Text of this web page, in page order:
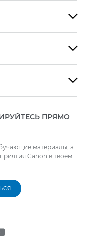



ПРЯМО
материалы, а
Canon в твоем